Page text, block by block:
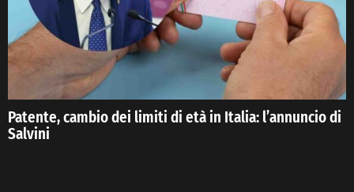
Patente, cambio dei limiti di età in Italia: l’annuncio di
Salvini